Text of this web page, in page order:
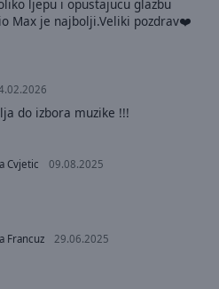
ljepu i opustajucu glazbu
Max je najbolji.Veliki pozdrav❤️
do izbora muzike !!!
Cvjetic 09.08.2025
Francuz 29.06.2025